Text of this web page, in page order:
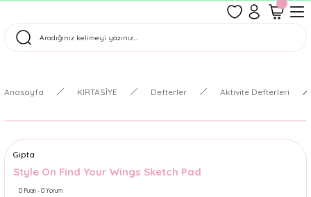
Tüm Siparişler Aynı Gün Kargoda!
Anasayfa KIRTASİYE Defterler Aktivite Defterleri
Gıpta
Style On Find Your Wings Sketch Pad
0 Puan - 0 Yorum